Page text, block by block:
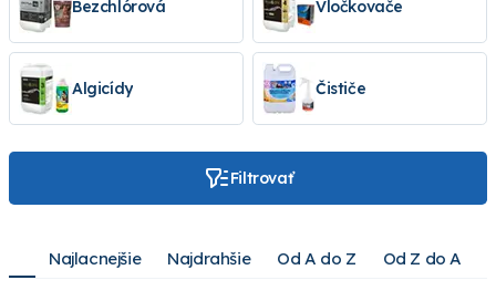
Bezchlórová Vločkovače
Algicídy Čističe
Filtrovať
Najlacnejšie Najdrahšie Od A do Z Od Z do A